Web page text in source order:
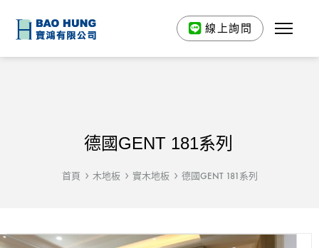
線上詢問
德國GENT 181系列
首頁 木地板 實木地板 德國GENT 181系列